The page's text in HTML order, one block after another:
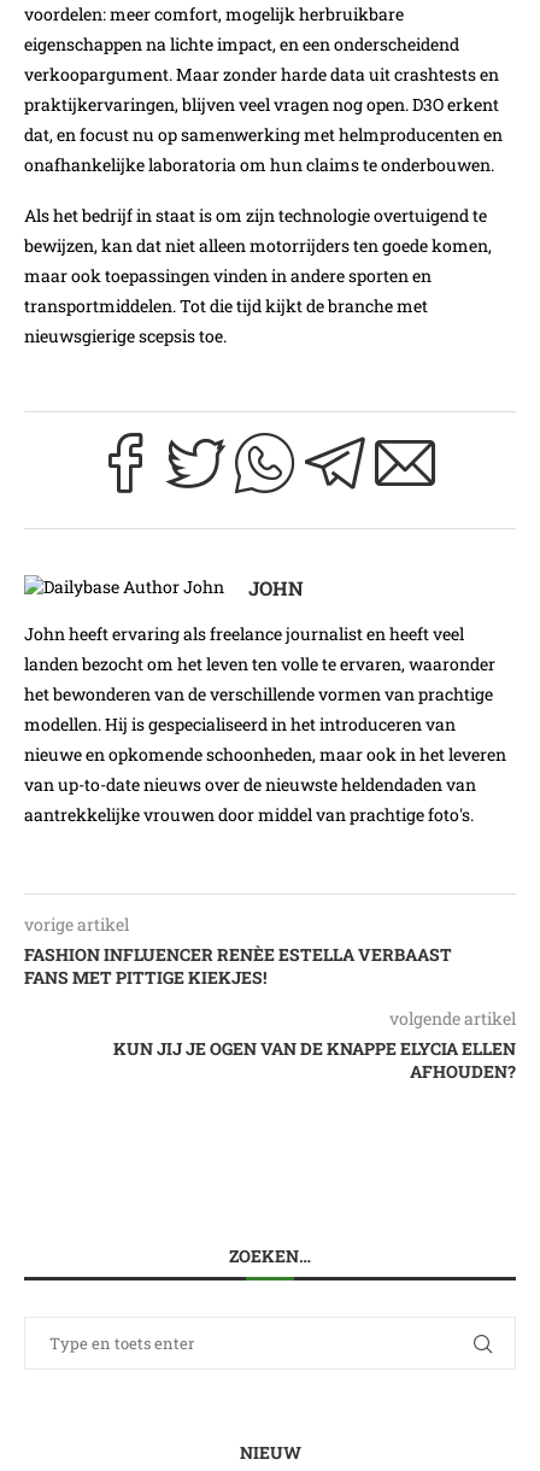
voordelen: meer comfort, mogelijk herbruikbare
eigenschappen na lichte impact, en een onderscheidend
verkoopargument. Maar zonder harde data uit crashtests en
praktijkervaringen, blijven veel vragen nog open. D3O erkent
dat, en focust nu op samenwerking met helmproducenten en
onafhankelijke laboratoria om hun claims te onderbouwen.
Als het bedrijf in staat is om zijn technologie overtuigend te
bewijzen, kan dat niet alleen motorrijders ten goede komen,
maar ook toepassingen vinden in andere sporten en
transportmiddelen. Tot die tijd kijkt de branche met
nieuwsgierige scepsis toe.
JOHN
John heeft ervaring als freelance journalist en heeft veel
landen bezocht om het leven ten volle te ervaren, waaronder
het bewonderen van de verschillende vormen van prachtige
modellen. Hij is gespecialiseerd in het introduceren van
nieuwe en opkomende schoonheden, maar ook in het leveren
van up-to-date nieuws over de nieuwste heldendaden van
aantrekkelijke vrouwen door middel van prachtige foto's.
vorige artikel
FASHION INFLUENCER RENÈE ESTELLA VERBAAST
FANS MET PITTIGE KIEKJES!
volgende artikel
KUN JIJ JE OGEN VAN DE KNAPPE ELYCIA ELLEN
AFHOUDEN?
ZOEKEN…
NIEUW